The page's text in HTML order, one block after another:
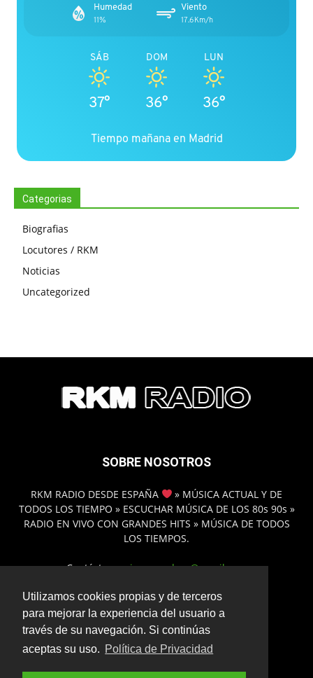
Utilizamos cookies propias y de terceros
para mejorar la experiencia del usuario a
través de su navegación. Si continúas
aceptas su uso. Política de Privacidad
Humedad
11%
Viento
17.6Km/h
SÁB
37°
DOM
36°
LUN
36°
Tiempo mañana en Madrid
Categorias
Biografias
Locutores / RKM
Noticias
Uncategorized
SOBRE NOSOTROS
RKM RADIO DESDE ESPAÑA
» MÚSICA ACTUAL Y DE
TODOS LOS TIEMPO » ESCUCHAR MÚSICA DE LOS 80s 90s »
RADIO EN VIVO CON GRANDES HITS » MÚSICA DE TODOS
LOS TIEMPOS.
Contáctanos:inmamadero@gmail.com
SÍGUENOS